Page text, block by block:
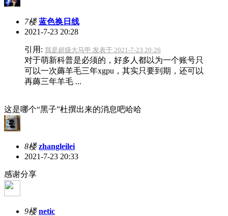
7楼 蓝色换日线
2021-7-23 20:28
引用: 我是超级大马甲 发表于 2021-7-23 20:26
对于萌新科普是必须的，好多人都以为一个账号只
可以一次薅羊毛三年xgpu，其实只要到期，还可以
再薅三年羊毛 ...
这是哪个“黑子”杜撰出来的消息吧哈哈
8楼 zhangleilei
2021-7-23 20:33
感谢分享
9楼 netic